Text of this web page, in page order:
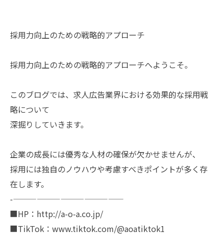
採用力向上のための戦略的アプローチ
採用力向上のための戦略的アプローチへようこそ。
このブログでは、求人広告業界における効果的な採用戦
略について
深掘りしていきます。
企業の成長には優秀な人材の確保が欠かせませんが、
採用には独自のノウハウや考慮すべきポイントが多く存
在します。
-——————————————
■HP：http://a-o-a.co.jp/
■TikTok：www.tiktok.com/@aoatiktok1